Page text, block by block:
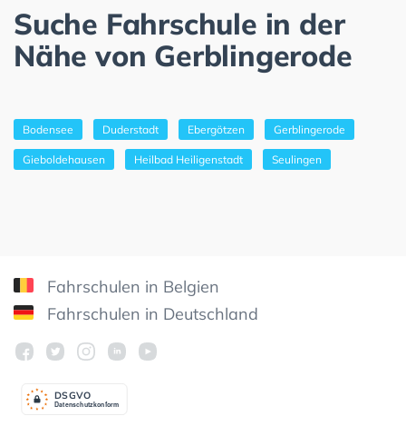
Suche Fahrschule in der
Nähe von Gerblingerode
Bodensee Duderstadt Ebergötzen Gerblingerode
Gieboldehausen Heilbad Heiligenstadt Seulingen
Fahrschulen in Belgien
Fahrschulen in Deutschland
Datenschutzkonform
DSGVO